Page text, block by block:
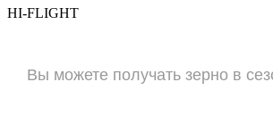
HI-FLIGHT
Вы можете получать зерно в